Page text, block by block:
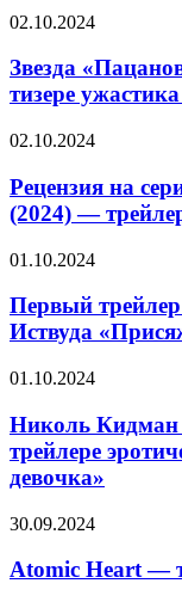
освещения
функцией
Megalights
Звезда
Джек
Куэйд
и
дичь
тизере
ужастика
02.10.2024
Звезда
тизере
Рецензия
сериал
«Пингвин»
/
Penguin
—
трейлеры,
выхода
02.10.2024
Рецензия на
(2024) —
Первый
последнего
фильма
Клинта
«Присяжный
два»
01.10.2024
Первый
Иствуда
Николь
становится
очень
порочной
в
эротического
«Плохая
01.10.2024
Николь Кидман
трейлере
девочка»
Atomic
—
30.09.2024
Atomic Heart —